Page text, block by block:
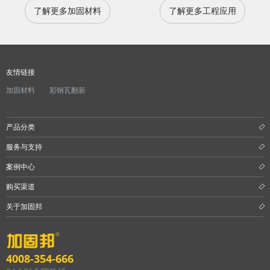
了解更多加固材料 了解更多工程应用
友情链接
加固材料
彩钢瓦翻新
产品分类
服务与支持
案例中心
购买渠道
关于加固邦
4008-354-666